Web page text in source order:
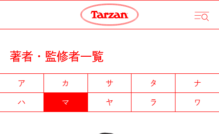
著者・監修者一覧
ア カ サ タ
ナ
ハ
マ ヤ ラ ワ